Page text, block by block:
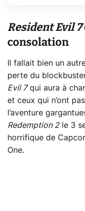
Resident Evil 7
consolation
Il fallait bien un
perte du
Evil 7qui aura à
et ceux qui n’ont
l’aventure
Redemption 2le 3
horrifique de
One.